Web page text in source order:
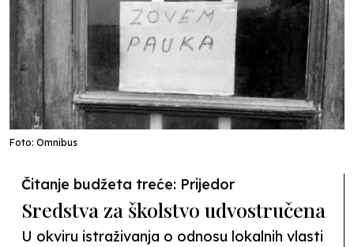
Foto: Omnibus
Čitanje budžeta treće: Prijedor
Sredstva za školstvo udvostručena
U okviru istraživanja o odnosu lokalnih vlasti